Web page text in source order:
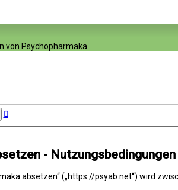
von Psychopharmaka
Erweiterte
- Nutzungsbedingungen
absetzen“ („https://psyab.net“) wird